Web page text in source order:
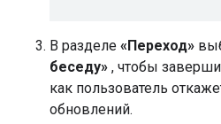
В разделе «Переход»
беседу» , чтобы
как пользователь
обновлений.